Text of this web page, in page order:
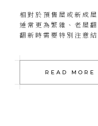
相對於預售屋或新成
通常更為繁雜、老屋
翻新時需要特別注意
READ MORE